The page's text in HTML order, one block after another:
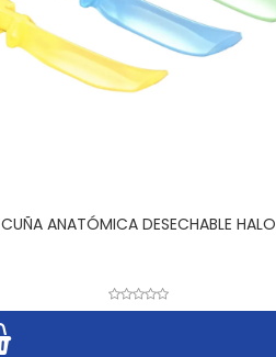
CUÑA ANATÓMICA DESECHABLE HALO